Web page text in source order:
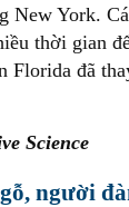
New York.
thời gian
Florida đã
Science
người